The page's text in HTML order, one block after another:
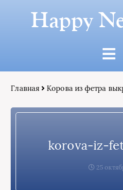
Happy
Главная Корова из фетра
korova-iz-
25